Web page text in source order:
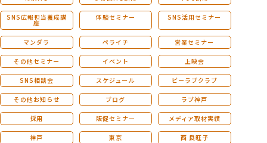
SNS広報担当養成講
座
体験セミナー SNS活用セミナー
マンダラ ペライチ 営業セミナー
その他セミナー イベント 上映会
SNS相談会 スケジュール ビーラブクラブ
その他お知らせ ブログ ラブ神戸
採用 販促セミナー メディア取材実績
神戸 東京 西 良旺子